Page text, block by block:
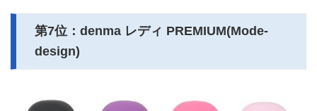
第7位：denma レディ PREMIUM(Mode-
design)